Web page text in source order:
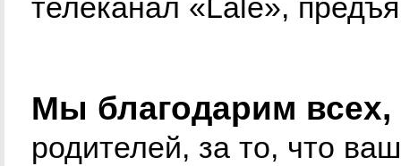
телеканал «Lale»,
Мы благодарим всех,
родителей, за то, что